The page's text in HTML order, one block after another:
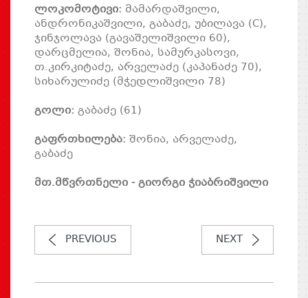
ლოკომოტივი: მამარდაშვილი,
ანდრონიკაშვილი, გაბაძე, უბილავა (C),
ჯინჯოლავა (გავაშელიშვილი 60),
დარცმელია, შონია, სამურკასოვი,
თ.კირკიტაძე, არველაძე (კაპანაძე 70),
სიხარულიძე (მჭედლიშვილი 78)
გოლი: გაბაძე (61)
გაფრთხილება: შონია, არველაძე,
გაბაძე
მთ.მწვრთნელი - გიორგი ჭიაბრიშვილი
PREVIOUS NEXT